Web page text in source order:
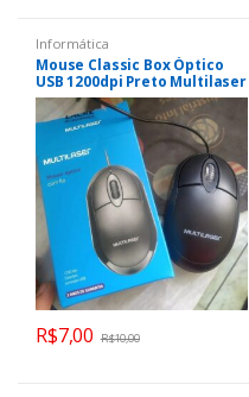
Informática
Mouse Classic Box Óptico
USB 1200dpi Preto Multilaser
– MO300
R$7,00 R$10,00